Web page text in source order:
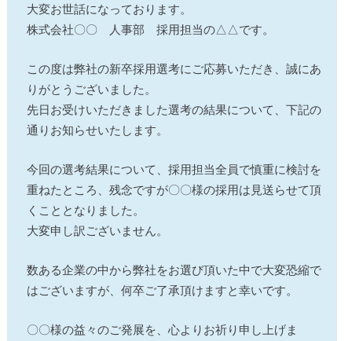
大変お世話になっております。
株式会社〇〇 人事部 採用担当の△△です。
この度は弊社の新卒採用選考にご応募いただき、誠にあ
りがとうございました。
先日お受けいただきました選考の結果について、下記の
通りお知らせいたします。
今回の選考結果について、採用担当全員で慎重に検討を
重ねたところ、残念ですが〇〇様の採用は見送らせて頂
くこととなりました。
大変申し訳ございません。
数ある企業の中から弊社をお選び頂いた中で大変恐縮で
はございますが、何卒ご了承頂けますと幸いです。
〇〇様の益々のご発展を、心よりお祈り申し上げま